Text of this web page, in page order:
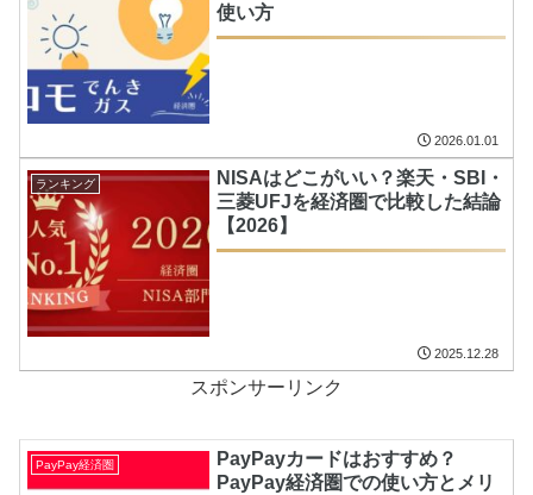
使い方
2026.01.01
ランキング
NISAはどこがいい？楽天・SBI・
三菱UFJを経済圏で比較した結論
【2026】
2025.12.28
スポンサーリンク
PayPay経済圏
PayPayカードはおすすめ？
PayPay経済圏での使い方とメリ